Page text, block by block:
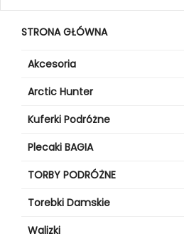
STRONA GŁÓWNA
Akcesoria
Arctic Hunter
Kuferki Podróżne
Plecaki BAGIA
TORBY PODRÓŻNE
Torebki Damskie
Walizki